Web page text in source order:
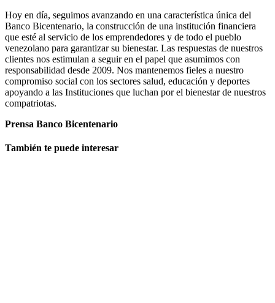
Hoy en día, seguimos avanzando en una característica única del
Banco Bicentenario, la construcción de una institución financiera
que esté al servicio de los emprendedores y de todo el pueblo
venezolano para garantizar su bienestar. Las respuestas de nuestros
clientes nos estimulan a seguir en el papel que asumimos con
responsabilidad desde 2009. Nos mantenemos fieles a nuestro
compromiso social con los sectores salud, educación y deportes
apoyando a las Instituciones que luchan por el bienestar de nuestros
compatriotas.
Prensa Banco Bicentenario
También te puede interesar